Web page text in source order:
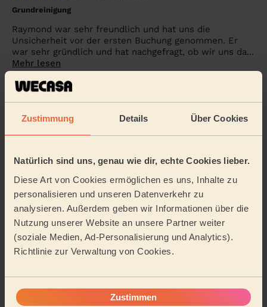
Zustimmung Details Über Cookies
Natürlich sind uns, genau wie dir, echte Cookies lieber.
Diese Art von Cookies ermöglichen es uns, Inhalte zu
personalisieren und unseren Datenverkehr zu
analysieren. Außerdem geben wir Informationen über die
Nutzung unserer Website an unsere Partner weiter
(soziale Medien, Ad-Personalisierung und Analytics).
Richtlinie zur Verwaltung von Cookies.
Zustimmen
Grundreinigung
Raymond war sehr freundlich und hat uns die
Unsicherheit vor der ersten Buchung genommen. Er
war sehr gründlich und hat nachgefragt, ob wir uns da...
Mehr lesen
Sigrid (Frankfurt am Main)
5/5
vor 3 Monaten
Einmalige Reinigung
5/5 •
vor 2 Wochen
Einmalige Reinigung
sehr freundlich und competent
Weitere Bewertungen anzeigen